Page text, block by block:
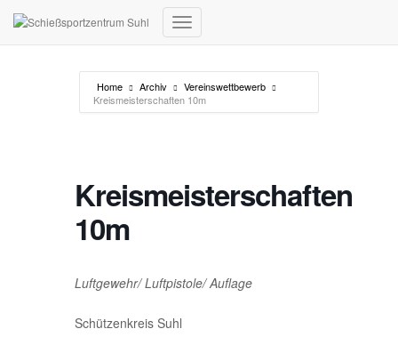
Navigation umschalten
Home Archiv
Vereinswettbewerb
Kreismeisterschaften 10m
Kreismeisterschaften
10m
Luftgewehr/ Luftpistole/ Auflage
Schützenkreis Suhl